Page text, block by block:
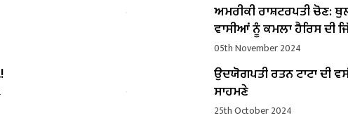
ਅਮਰੀਕੀ ਰਾਸ਼ਟਰਪਤੀ ਚੋਣ:
ਵਾਸੀਆਂ ਨੂੰ ਕਮਲਾ ਹੈਰਿਸ ਦੀ
05th November 2024
ਉਦਯੋਗਪਤੀ ਰਤਨ ਟਾਟਾ ਦੀ
ਸਾਹਮਣੇ
25th October 2024